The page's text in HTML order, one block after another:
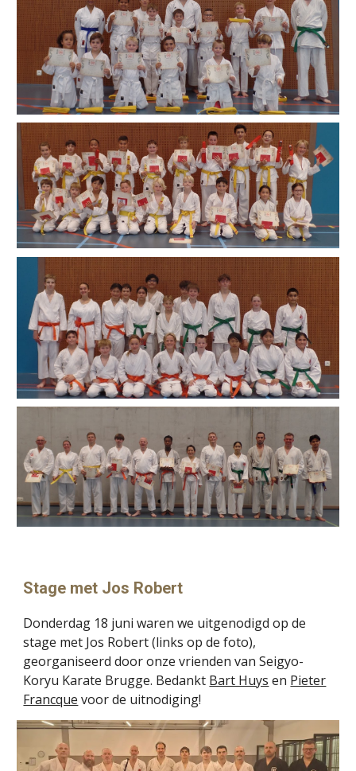
Stage met Jos Robert
Donderdag 18 juni waren we uitgenodigd op de
stage met Jos Robert (links op de foto),
georganiseerd door onze vrienden van Seigyo-
Koryu Karate Brugge. Bedankt Bart Huys en Pieter
Francque voor de uitnodiging!